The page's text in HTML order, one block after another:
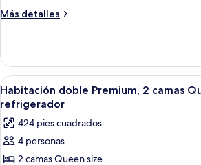
cama
Más detalles
Más
Deluxe,
cama
Queen
Abrir
todas
las
fotos
de
4
Habitación doble Premium, 2 camas
refrigerador
424 pies cuadrados
4 personas
2 camas Queen size